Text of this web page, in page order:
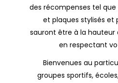
des récompenses tel que
et plaques stylisés et
sauront être à la
en respectant
Bienvenues au
groupes sportifs,